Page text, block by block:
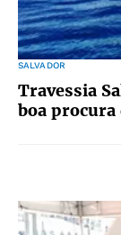
SALVADOR
Travessia
boa